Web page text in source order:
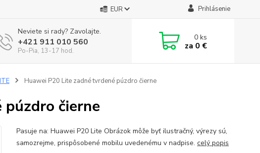
EUR Prihlásenie
Neviete si rady? Zavolajte.
+421 911 010 560
Po-Pia, 13-17 hod.
0ks
za 0 €
Huawei P20 Lite zadné tvrdené púzdro čierne
čierne
Pasuje na: Huawei P20 Lite Obrázok môže byť ilustračný, výrezy sú,
samozrejme, prispôsobené mobilu uvedenému v nadpise. celý popis